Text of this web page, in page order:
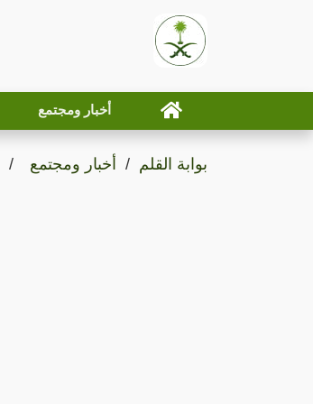
أخبار ومجتمع
بوابة القلم أخبار ومجتمع